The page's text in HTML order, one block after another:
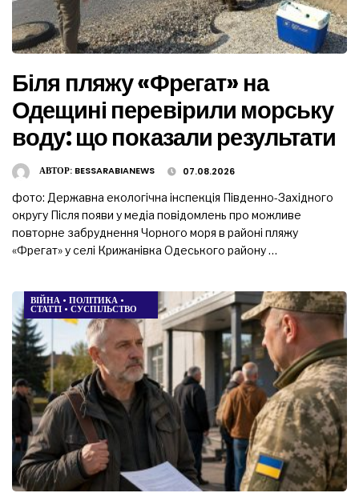
Біля пляжу «Фрегат» на
Одещині перевірили морську
воду: що показали результати
АВТОР: BESSARABIANEWS 07.08.2026
фото: Державна екологічна інспекція Південно-Західного
округу Після появи у медіа повідомлень про можливе
повторне забруднення Чорного моря в районі пляжу
«Фрегат» у селі Крижанівка Одеського району …
ВІЙНА • ПОЛІТИКА •
СТАТТІ • СУСПІЛЬСТВО